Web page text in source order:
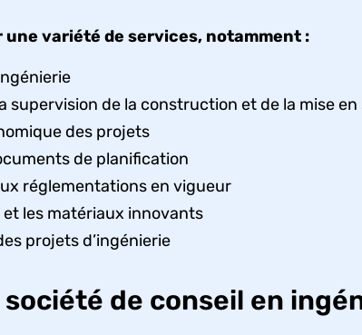
variété de services, notamment :
supervision de la construction et de la mise
des projets
de planification
réglementations en vigueur
les matériaux innovants
projets d’ingénierie
de conseil en